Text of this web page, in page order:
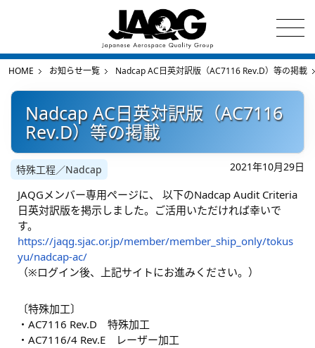
HOME お知らせ一覧 Nadcap AC日英対訳版（AC7116 Rev.D）等の掲載
Nadcap AC日英対訳版（AC7116
Rev.D）等の掲載
特殊工程／Nadcap 2021年10月29日
JAQGメンバー専用ページに、 以下のNadcap Audit Criteria
日英対訳版を掲示しました。ご活用いただければ幸いで
す。
https://jaqg.sjac.or.jp/member/member_ship_only/tokus
yu/nadcap-ac/
（※ログイン後、上記サイトにお進みください。）
〔特殊加工〕
・AC7116 Rev.D 特殊加工
・AC7116/4 Rev.E レーザー加工